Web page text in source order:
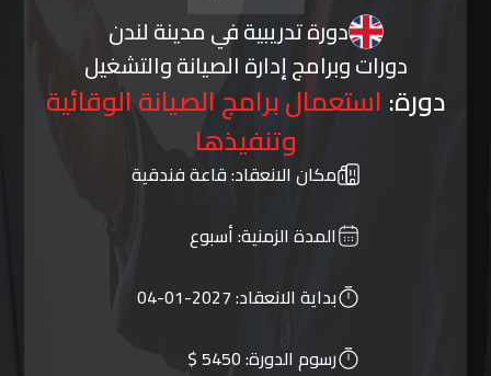
دورة تدريبية في مدينة لندن
دورات وبرامج إدارة الصيانة والتشغيل
دورة: استعمال برامج الصيانة الوقائية
وتنفيذها
مكان الانعقاد:قاعة فندقية
المدة الزمنية:أسبوع
بداية الانعقاد:2027-01-04
رسوم الدورة:5450 $